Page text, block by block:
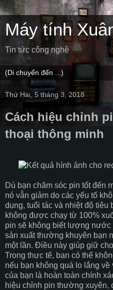
Máy tính
Tin tức công nghệ
Thứ Hai, 5 tháng 3, 2018
Cách hiệu chỉnh
thoại thông minh
Dù bạn chăm sóc pin tốt đến
nó vẫn giảm do các yếu tố
dụng, tuổi tác và nhiệt độ tiêu
không được chạy từ 100%
pin sẽ không biết lượng
sản xuất thường khuyên bạn
một lần. Điều này giúp giữ
Trong thực tế, bạn có thể
nếu bạn không quá lo lắng
của bạn là hoàn toàn chính
hiệu chỉnh pin thường xuyên,